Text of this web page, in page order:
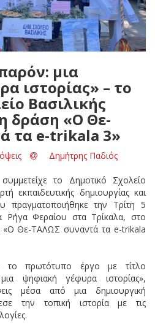
μια
ιστορίας» – το
Βασιλικής
δράση «Ο Θε-
τα e-trikala 3»
Δημήτρης Παδιός
το Δημοτικό Σχολείο
εκπαιδευτικής δημιουργίας και
πραγματοποιήθηκε την Τρίτη 5
Ρήγα Φεραίου στα Τρίκαλα, στο
«Ο Θε-ΤΑΛΩΣ συναντά τα e-trikala
το πρωτότυπο έργο με τίτλο
ψηφιακή γέφυρα ιστορίας»,
μέσα από μια δημιουργική
την τοπική ιστορία με τις